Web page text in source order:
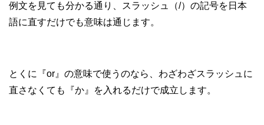
例文を見ても分かる通り、スラッシュ（/）の記号を日本
語に直すだけでも意味は通じます。
とくに『or』の意味で使うのなら、わざわざスラッシュに
直さなくても『か』を入れるだけで成立します。